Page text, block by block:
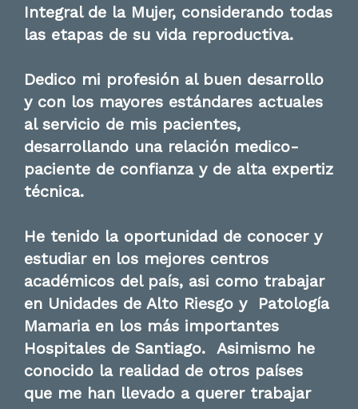
Integral de la Mujer, considerando todas
las etapas de su vida reproductiva.
Dedico mi profesión al buen desarrollo
y con los mayores estándares actuales
al servicio de mis pacientes,
desarrollando una relación medico-
paciente de confianza y de alta expertiz
técnica.
He tenido la oportunidad de conocer y
estudiar en los mejores centros
académicos del país, asi como trabajar
en Unidades de Alto Riesgo y Patología
Mamaria en los más importantes
Hospitales de Santiago. Asimismo he
conocido la realidad de otros países
que me han llevado a querer trabajar